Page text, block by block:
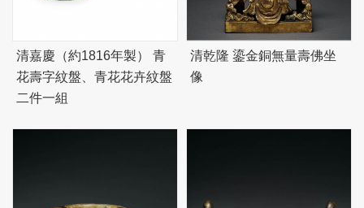
清嘉慶（約1816年製） 青
花壽字紋盤、青花花卉紋盤
二件一組
清乾隆 鎏金銅無量壽佛坐
像